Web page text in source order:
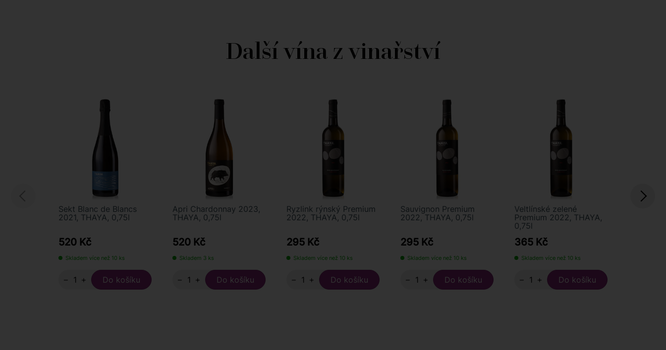
Další vína z vinařství
Sekt Blanc de Blancs
2021, THAYA, 0,75l
520 Kč
Skladem více než 10 ks
− +
Apri Chardonnay 2023,
THAYA, 0,75l
520 Kč
Skladem 3 ks
− +
Ryzlink rýnský Premium
2022, THAYA, 0,75l
295 Kč
Skladem více než 10 ks
− +
Sauvignon Premium
2022, THAYA, 0,75l
295 Kč
Skladem více než 10 ks
− +
Veltlínské zelené
Premium 2022, THAYA,
0,75l
365 Kč
Skladem více než 10 ks
− +